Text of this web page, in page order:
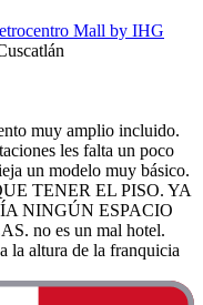
Mall by IHG
muy amplio incluido.
les falta un poco
un modelo muy básico.
TENER EL PISO. YA
NINGÚN ESPACIO
no es un mal hotel.
la altura de la franquicia